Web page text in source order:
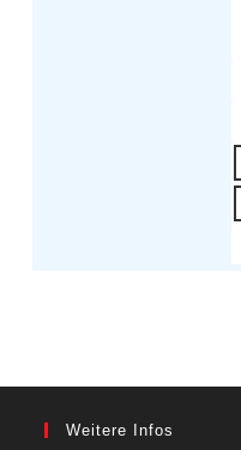
Weitere Infos